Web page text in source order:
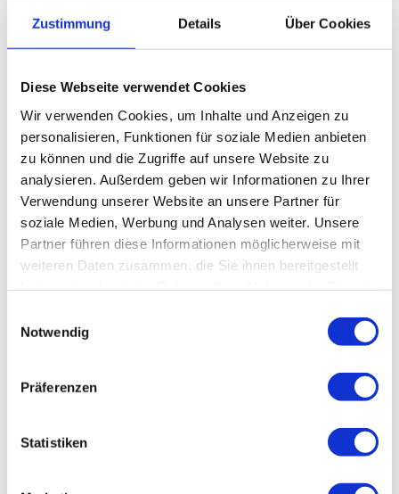
Zustimmung Details Über Cookies
Diese Webseite verwendet Cookies
Wir verwenden Cookies, um Inhalte und Anzeigen zu
personalisieren, Funktionen für soziale Medien anbieten
zu können und die Zugriffe auf unsere Website zu
analysieren. Außerdem geben wir Informationen zu Ihrer
Verwendung unserer Website an unsere Partner für
soziale Medien, Werbung und Analysen weiter. Unsere
Partner führen diese Informationen möglicherweise mit
weiteren Daten zusammen, die Sie ihnen bereitgestellt
Notwendig
Präferenzen
Statistiken
Aktien: So profitieren Anleger vom
wirtschaftlichen Aufstieg
Im Januar 2025 bin ich zum zweiten Mal nach Indien
gereist. Vor Ort und im Zuge anschließender
Recherchen wollte ich herausfinden, wie die Nation
zu einem Industrieland aufsteigen wird. Außerdem
gehe ich darauf ein, wie Anleger an den großen
Wachstums- und Wertsteigerungschancen teilhaben
können.